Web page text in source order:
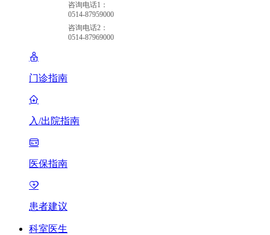
咨询电话1：
0514-87959000
咨询电话2：
0514-87969000
门诊指南
入/出院指南
医保指南
患者建议
科室医生